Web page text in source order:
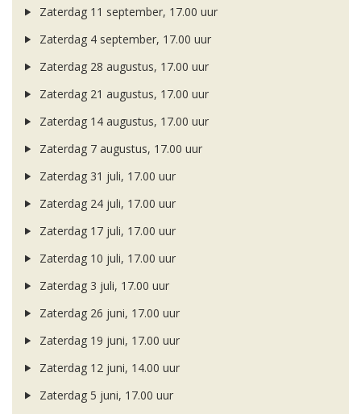
Zaterdag 11 september, 17.00 uur
Zaterdag 4 september, 17.00 uur
Zaterdag 28 augustus, 17.00 uur
Zaterdag 21 augustus, 17.00 uur
Zaterdag 14 augustus, 17.00 uur
Zaterdag 7 augustus, 17.00 uur
Zaterdag 31 juli, 17.00 uur
Zaterdag 24 juli, 17.00 uur
Zaterdag 17 juli, 17.00 uur
Zaterdag 10 juli, 17.00 uur
Zaterdag 3 juli, 17.00 uur
Zaterdag 26 juni, 17.00 uur
Zaterdag 19 juni, 17.00 uur
Zaterdag 12 juni, 14.00 uur
Zaterdag 5 juni, 17.00 uur